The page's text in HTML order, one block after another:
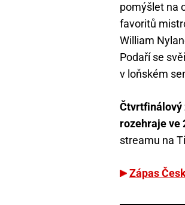
pomýšlet na
favoritů
William
Podaří se
v loňském
Čtvrtfinálový
rozehraje ve
streamu na
Zápas